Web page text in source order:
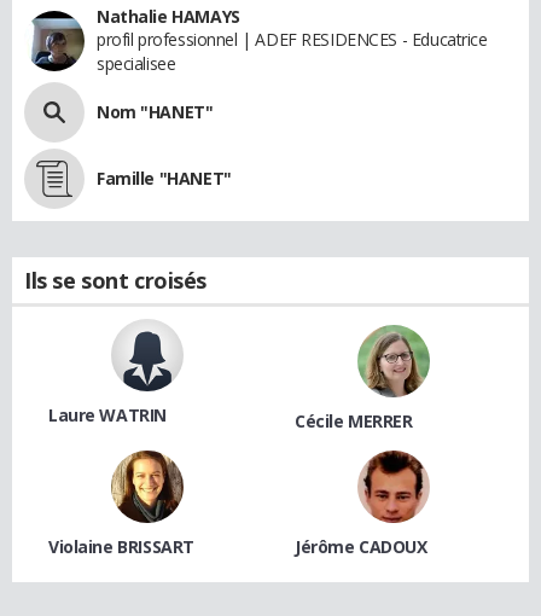
Nathalie HAMAYS
profil professionnel | ADEF RESIDENCES - Educatrice
specialisee
Nom "HANET"
Famille "HANET"
Ils se sont croisés
Laure WATRIN Cécile MERRER
Violaine BRISSART Jérôme CADOUX